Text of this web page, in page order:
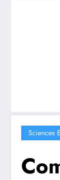
Sciences